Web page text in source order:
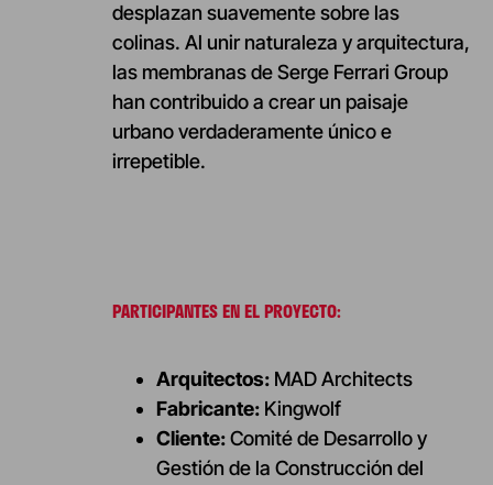
desplazan suavemente sobre las
colinas. Al unir naturaleza y arquitectura,
las membranas de Serge Ferrari Group
han contribuido a crear un paisaje
urbano verdaderamente único e
irrepetible.
PARTICIPANTES EN EL PROYECTO:
Arquitectos: MAD Architects
Fabricante: Kingwolf
Cliente:Comité de Desarrollo y
Gestión de la Construcción del